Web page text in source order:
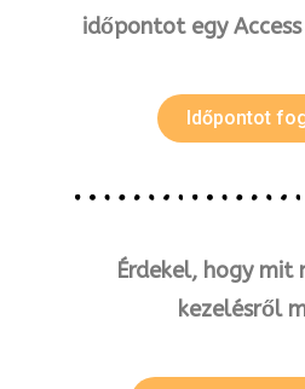
időpontot egy
Időpontot
Érdekel, hogy mit
kezelésről